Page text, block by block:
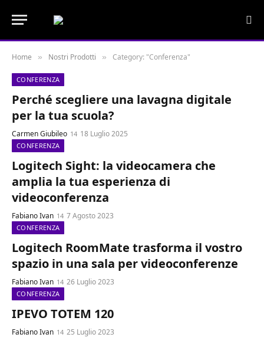
Home » Nostri Prodotti » Category: "Conferenza"
CONFERENZA
Perché scegliere una lavagna digitale
per la tua scuola?
Carmen Giubileo 18 Luglio 2025
CONFERENZA
Logitech Sight: la videocamera che
amplia la tua esperienza di
videoconferenza
Fabiano Ivan 7 Agosto 2023
CONFERENZA
Logitech RoomMate trasforma il vostro
spazio in una sala per videoconferenze
Fabiano Ivan 26 Luglio 2023
CONFERENZA
IPEVO TOTEM 120
Fabiano Ivan 25 Luglio 2023